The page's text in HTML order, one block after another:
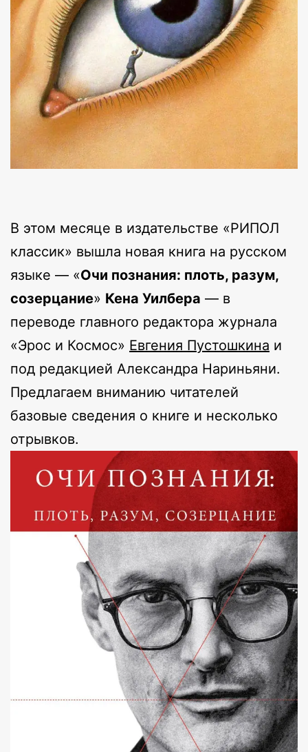
В этом месяце в издательстве «РИПОЛ
классик» вышла новая книга на русском
языке — «Очи познания: плоть, разум,
созерцание» Кена Уилбера — в
переводе главного редактора журнала
«Эрос и Космос» Евгения Пустошкина и
под редакцией Александра Нариньяни.
Предлагаем вниманию читателей
базовые сведения о книге и несколько
отрывков.